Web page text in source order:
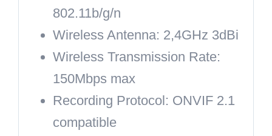
802.11b/g/n
Wireless Antenna: 2,4GHz 3dBi
Wireless Transmission Rate:
150Mbps max
Recording Protocol: ONVIF 2.1
compatible